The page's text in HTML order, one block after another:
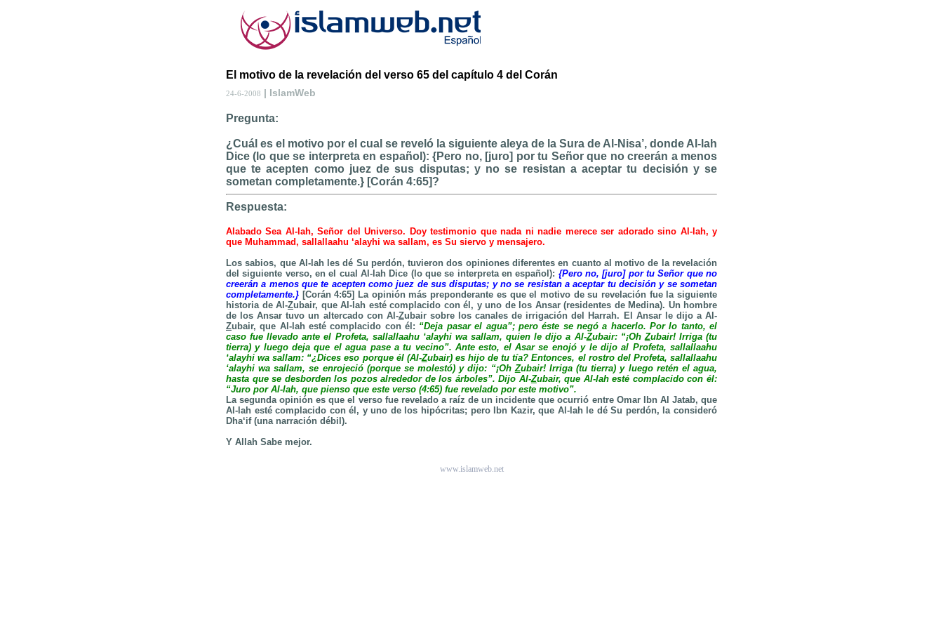
El motivo de la revelación del verso 65 del capítulo 4 del Corán
24-6-2008 | IslamWeb
Pregunta:
¿Cuál es el motivo por el cual se reveló la siguiente aleya de la Sura de Al-Nisa’, donde Al-lah
Dice (lo que se interpreta en español): {Pero no, [juro] por tu Señor que no creerán a menos
que te acepten como juez de sus disputas; y no se resistan a aceptar tu decisión y se
sometan completamente.} [Corán 4:65]?
Respuesta:
Alabado Sea Al-lah, Señor del Universo. Doy testimonio que nada ni nadie merece ser adorado sino Al-lah, y
que Muhammad, sallallaahu ‘alayhi wa sallam, es Su siervo y mensajero.
Los sabios, que Al-lah les dé Su perdón, tuvieron dos opiniones diferentes en cuanto al motivo de la revelación
del siguiente verso, en el cual Al-lah Dice (lo que se interpreta en español): {Pero no, [juro] por tu Señor que no
creerán a menos que te acepten como juez de sus disputas; y no se resistan a aceptar tu decisión y se sometan
completamente.} [Corán 4:65] La opinión más preponderante es que el motivo de su revelación fue la siguiente
historia de Al-Zubair, que Al-lah esté complacido con él, y uno de los Ansar (residentes de Medina). Un hombre
de los Ansar tuvo un altercado con Al-Zubair sobre los canales de irrigación del Harrah. El Ansar le dijo a Al-
Zubair, que Al-lah esté complacido con él: “Deja pasar el agua”; pero éste se negó a hacerlo. Por lo tanto, el
caso fue llevado ante el Profeta, sallallaahu ‘alayhi wa sallam, quien le dijo a Al-Zubair: “¡OhZubair! Irriga (tu
tierra) y luego deja que el agua pase a tu vecino”. Ante esto, el Asar se enojó y le dijo al Profeta, sallallaahu
‘alayhi wa sallam: “¿Dices eso porque él (Al-Zubair) es hijo de tu tía? Entonces, el rostro del Profeta, sallallaahu
‘alayhi wa sallam, se enrojeció (porque se molestó) y dijo: “¡OhZubair! Irriga (tu tierra) y luego retén el agua,
hasta que se desborden los pozos alrededor de los árboles”. Dijo Al-Zubair, que Al-lah esté complacido con él:
“Juro por Al-lah, que pienso que este verso (4:65) fue revelado por este motivo”.
La segunda opinión es que el verso fue revelado a raíz de un incidente que ocurrió entre Omar Ibn Al Jatab, que
Al-lah esté complacido con él, y uno de los hipócritas; pero Ibn Kazir, que Al-lah le dé Su perdón, la consideró
Dha‘if (una narración débil).
Y Allah Sabe mejor.
www.islamweb.net